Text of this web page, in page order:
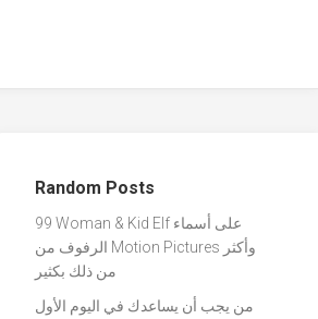
Random Posts
99 Woman & Kid Elf على أسماء
الرفوف من Motion Pictures وأكثر
من ذلك بكثير
من يجب أن يساعدك في اليوم الأول